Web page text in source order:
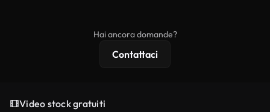
Hai ancora domande?
Contattaci
Video stock gratuiti